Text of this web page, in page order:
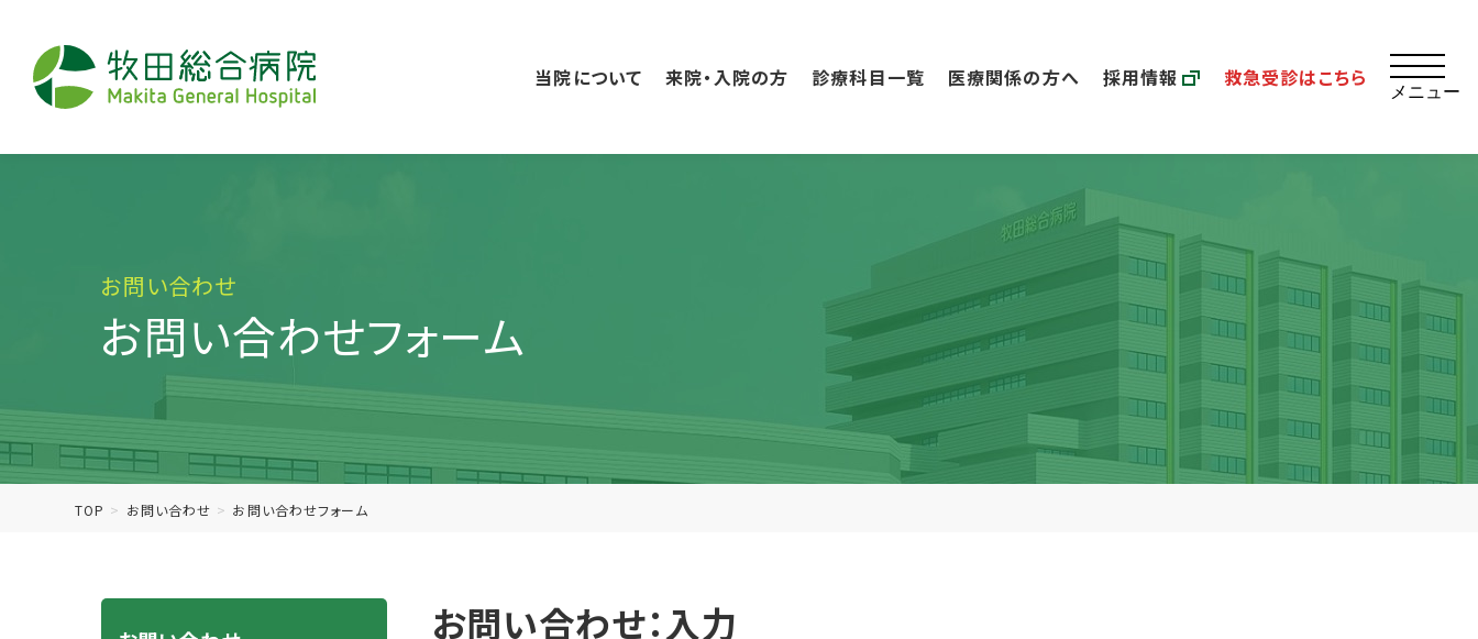
ペ
ー
当院について 来院・入院の方 診療科目一覧 医療関係の方へ 採用情報 救急受診はこちら
メニュー
お問い合わせ
お問い合わせフォーム
TOP お問い合わせ お問い合わせフォーム
お問い合わせ：入力